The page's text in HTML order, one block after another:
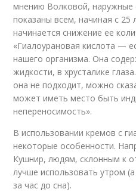
мнению Волковой, наружные
показаны всем, начиная с 25
начинается снижение ее
«Гиалоурановая кислота —
нашего организма. Она
жидкости, в хрусталике
она не подходит, можно
может иметь место быть
непереносимость».
В использовании кремов с
некоторые особенности.
Кушнир, людям, склонным к
лучше использовать утром
за час до сна).